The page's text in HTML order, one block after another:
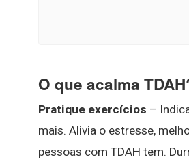
O que acalma
Pratique exercícios –
mais. Alivia o estresse,
pessoas com TDAH tem.